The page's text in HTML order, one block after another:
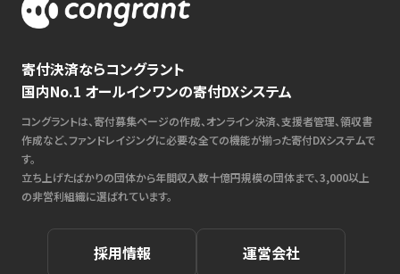
寄付決済ならコングラント
国内No.1 オールインワンの寄付DXシステム
コングラントは、寄付募集ページの作成、オンライン決済、支援者管理、領収書
作成など、ファンドレイジングに必要な全ての機能が揃った寄付DXシステムで
す。
立ち上げたばかりの団体から年間収入数十億円規模の団体まで、3,000以上
の非営利組織に選ばれています。
採用情報 運営会社